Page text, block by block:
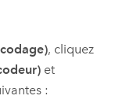
, cliquez
et
: